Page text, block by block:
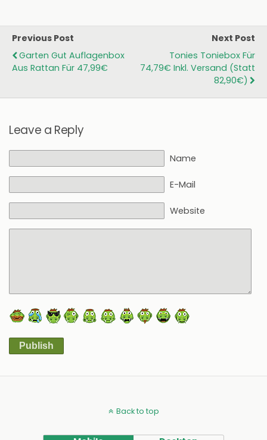
Previous Post
Garten Gut Auflagenbox
Aus Rattan Für 47,99€
Next Post
Tonies Toniebox Für
74,79€ Inkl. Versand (statt
82,90€)
Leave a Reply
Name
E-Mail
Website
Publish
Back to top